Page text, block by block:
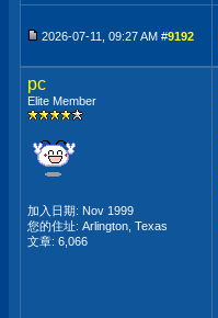
2026-07-11, 09:27 AM #9192
pc
Elite Member
加入日期: Nov 1999
您的住址: Arlington, Texas
文章: 6,066